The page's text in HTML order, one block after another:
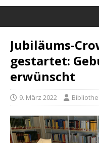
Jubiläums-
gestartet:
erwünscht
9. März 2022